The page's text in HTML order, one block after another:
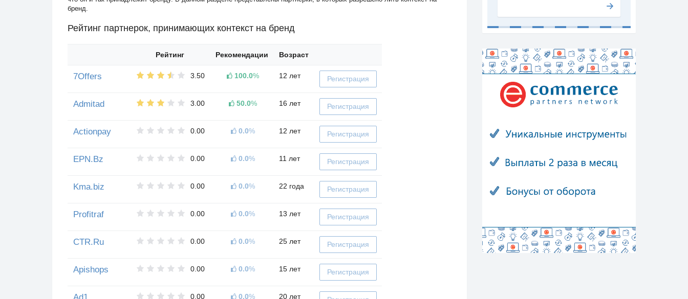
бренд.
Рейтинг партнерок, принимающих контекст на бренд
Рейтинг Рекомендации Возраст
7Offers 3.50 100.0% 12 лет Регистрация
Admitad 3.00 50.0% 16 лет Регистрация
Actionpay 0.00 0.0% 12 лет Регистрация
EPN.Bz 0.00 0.0% 11 лет Регистрация
Kma.biz 0.00 0.0% 22 года Регистрация
Profitraf 0.00 0.0% 13 лет Регистрация
CTR.Ru 0.00 0.0% 25 лет Регистрация
Apishops 0.00 0.0% 15 лет Регистрация
0.00 0.0% 20 лет